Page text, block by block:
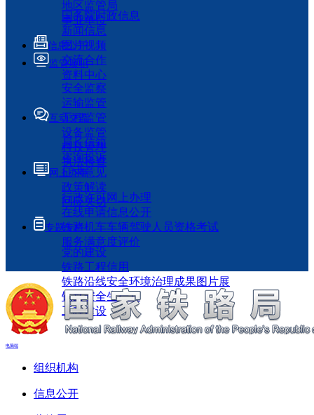
地区监管局
事业单位
国务院时政信息
新闻信息
图片视频
交流合作
资料中心
信息公开
监管履职
安全监察
运输监管
工程监管
设备监管
科技管理
执法检查
互动交流
局长信箱
咨询投诉
征求意见
政策解读
回应关切
网上办事
行政许可网上办理
在线申请信息公开
铁路机车车辆驾驶人员资格考试
服务满意度评价
专题专栏
党的建设
铁路工程信用
铁路沿线安全环境治理成果图片展
铁路安全生产月
工程建设
电脑端
组织机构
信息公开